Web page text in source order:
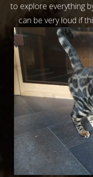
to explore everything
can be very loud if